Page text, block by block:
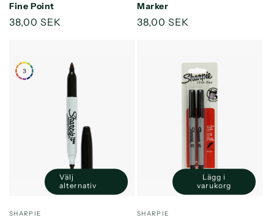
Fine Point
Ordinarie
38,00 SEK
Marker
Ordinarie
38,00 SEK
Säljare:
SHARPIE
Välj
alternativ
Säljare:
SHARPIE
Minska
kvantitet
Öka
kvantitet
Lägg i
varukorg